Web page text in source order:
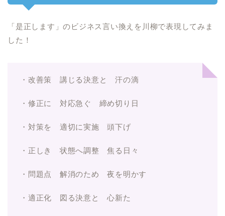
「是正します」のビジネス言い換えを川柳で表現してみま
した！
・改善策 講じる決意と 汗の滴
・修正に 対応急ぐ 締め切り日
・対策を 適切に実施 頭下げ
・正しき 状態へ調整 焦る日々
・問題点 解消のため 夜を明かす
・適正化 図る決意と 心新た